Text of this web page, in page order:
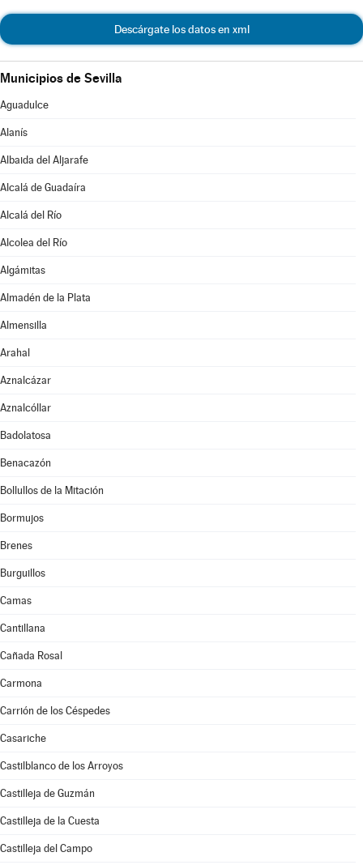
Descárgate los datos en xml
Municipios de Sevilla
Aguadulce
Alanís
Albaida del Aljarafe
Alcalá de Guadaíra
Alcalá del Río
Alcolea del Río
Algámitas
Almadén de la Plata
Almensilla
Arahal
Aznalcázar
Aznalcóllar
Badolatosa
Benacazón
Bollullos de la Mitación
Bormujos
Brenes
Burguillos
Camas
Cantillana
Cañada Rosal
Carmona
Carrión de los Céspedes
Casariche
Castilblanco de los Arroyos
Castilleja de Guzmán
Castilleja de la Cuesta
Castilleja del Campo